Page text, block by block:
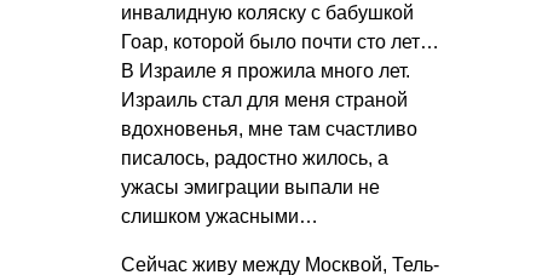
инвалидную коляску с бабушкой
Гоар, которой было почти сто лет…
В Израиле я прожила много лет.
Израиль стал для меня страной
вдохновенья, мне там счастливо
писалось, радостно жилось, а
ужасы эмиграции выпали не
слишком ужасными…
Сейчас живу между Москвой, Тель-